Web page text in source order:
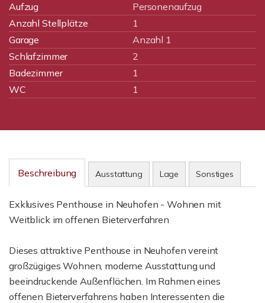
Aufzug
Personenaufzug
Anzahl Stellplätze
1
Garage
Anzahl 1
Schlafzimmer
2
Badezimmer
1
WC
1
Beschreibung Ausstattung Lage Sonstiges
Exklusives Penthouse in Neuhofen - Wohnen mit
Weitblick im offenen Bieterverfahren
Dieses attraktive Penthouse in Neuhofen vereint
großzügiges Wohnen, moderne Ausstattung und
beeindruckende Außenflächen. Im Rahmen eines
offenen Bieterverfahrens haben Interessenten die